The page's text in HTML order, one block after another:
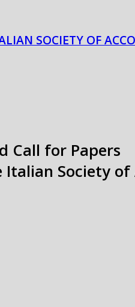
SOCIETY OF
Call for Papers
Society